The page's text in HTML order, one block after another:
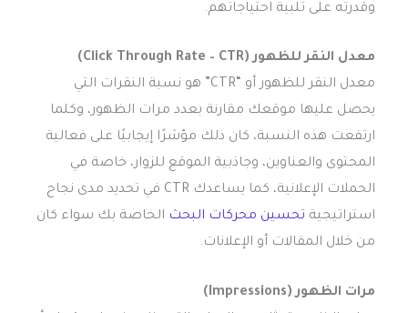
وقدرته على تلبية احتياجاتهم.
معدل النقر للظهور (Click Through Rate – CTR)
معدل النقر للظهور أو “CTR” هو نسبة النقرات التي
يحصل عليها موقعك مقارنة بعدد مرات الظهور، وكلما
ارتفعت هذه النسبة، كان ذلك مؤشرًا إيجابيًا على فعالية
المحتوى والعناوين، وجاذبية الموقع للزوار، خاصة في
الحملات الإعلانية، كما يساعدك CTR في تحديد مدى نجاح
استراتيجية تحسين محركات البحث الخاصة بك سواء كان
من خلال المقالات أو الإعلانات.
مرات الظهور (Impressions)